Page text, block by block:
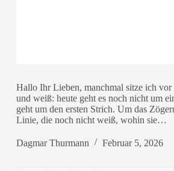
Hallo Ihr Lieben, manchmal sitze ich vor
und weiß: heute geht es noch nicht um
geht um den ersten Strich. Um das
Linie, die noch nicht weiß, wohin sie…
Dagmar Thurmann Februar 5, 2026